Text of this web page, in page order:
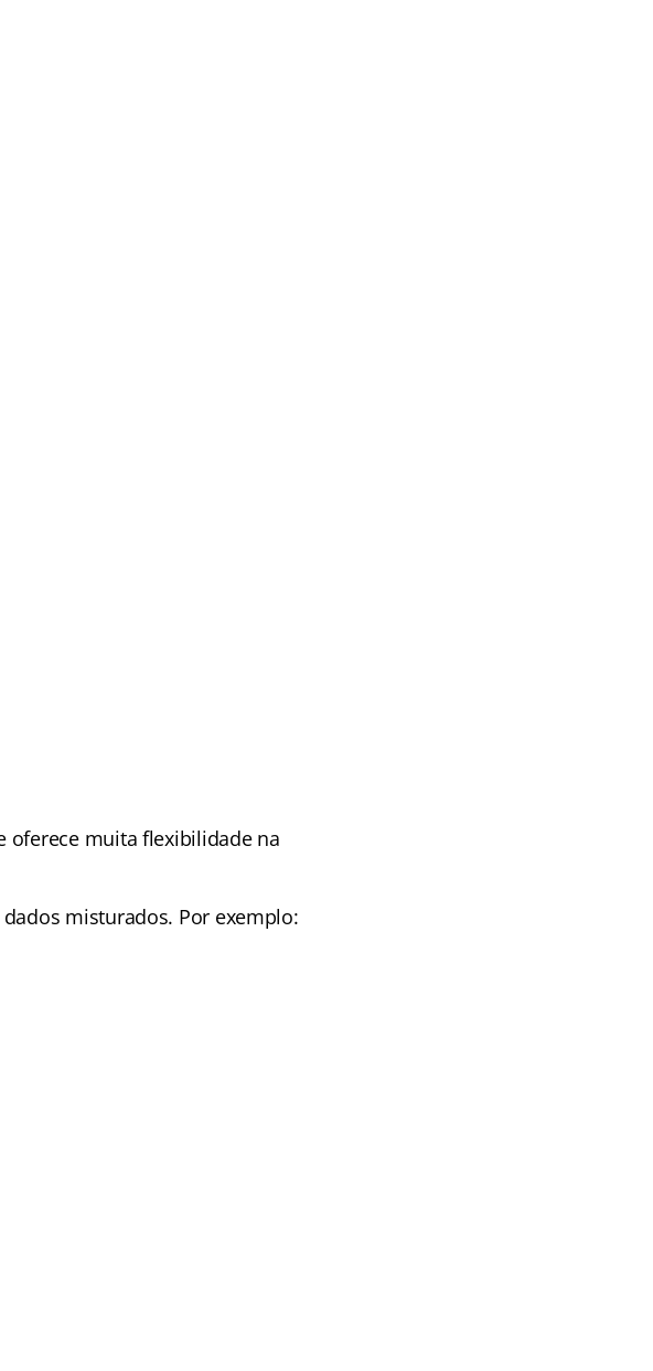
oferece muita flexibilidade na
misturados. Por exemplo: